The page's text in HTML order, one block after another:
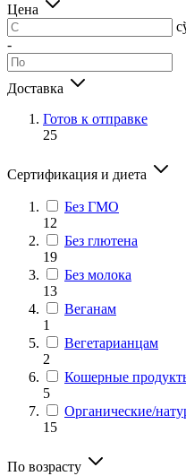
Цена
-
Доставка
Готов к отправке
25
Сертификация и диета
Без ГМО
12
Без глютена
19
Без молока
13
Веганам
1
Вегетарианцам
2
Кошерные
5
Органические/
15
По возрасту